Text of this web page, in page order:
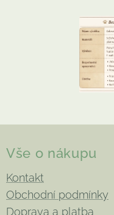
Vše o nákupu
Kontakt
Obchodní podmínky
Doprava a platba